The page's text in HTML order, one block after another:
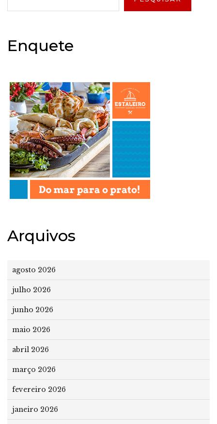
Enquete
Arquivos
agosto 2026
julho 2026
junho 2026
maio 2026
abril 2026
março 2026
fevereiro 2026
janeiro 2026